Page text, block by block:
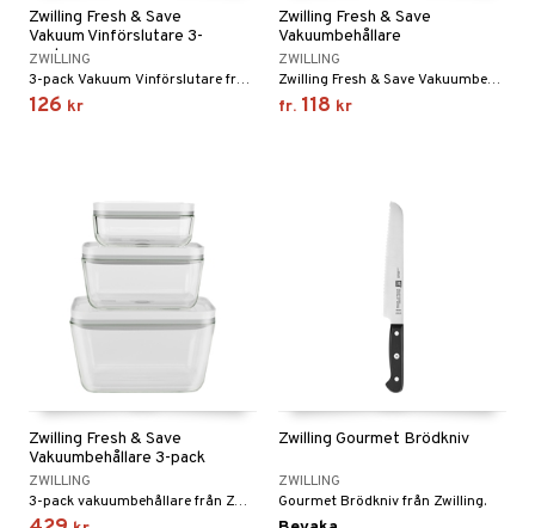
Zwilling Fresh & Save
Vakuum Vinförslutare 3-
pack
ZWILLING
3-pack Vakuum Vinförslutare från Zwilling Fresh & Save.
126 kr
Zwilling Fresh & Save
Vakuumbehållare
ZWILLING
Zwilling Fresh & Save Vakuumbehållare är perfekt när du behöver förvara rester från middagen.
fr. 118 kr
Zwilling Fresh & Save
Vakuumbehållare 3-pack
ZWILLING
3-pack vakuumbehållare från Zwilling-serien Fresh & Save.
Zwilling Gourmet Brödkniv
ZWILLING
Gourmet Brödkniv från Zwilling.